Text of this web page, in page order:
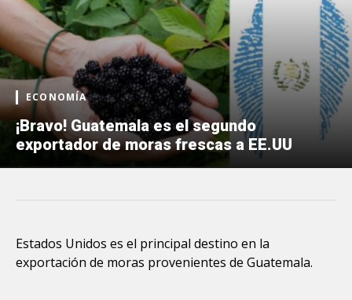
ECONOMÍA
¡Bravo! Guatemala es el segundo
exportador de moras frescas a EE.UU
Estados Unidos es el principal destino en la
exportación de moras provenientes de Guatemala.